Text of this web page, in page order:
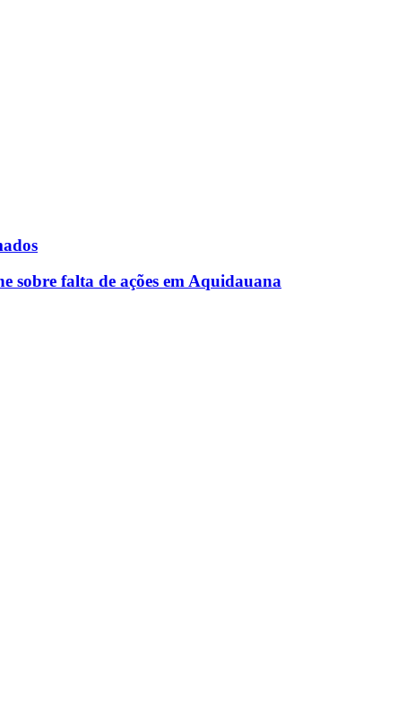
sobre falta de ações em Aquidauana